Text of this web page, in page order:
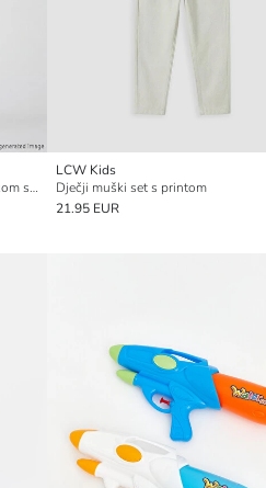
Majica kratkih rukava s okruglim izrezom s tiskom
LCW Kids
Dječji muški set s printom
21.95 EUR